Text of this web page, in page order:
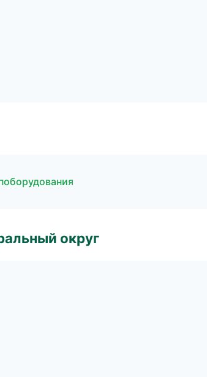
округ